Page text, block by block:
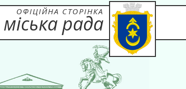
ОФІЦІЙНА СТОРІНКА
рада